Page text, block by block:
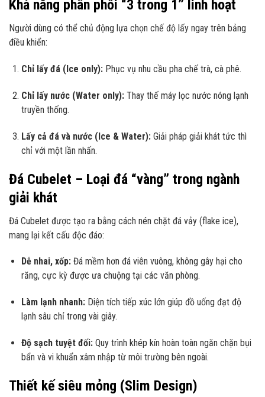
Khả năng phân phối “3 trong 1” linh hoạt
Người dùng có thể chủ động lựa chọn chế độ lấy ngay trên bảng
điều khiển:
Chỉ lấy đá (Ice only):Phục vụ nhu cầu pha chế trà, cà phê.
Chỉ lấy nước (Water only):Thay thế máy lọc nước nóng lạnh
truyền thống.
Lấy cả đá và nước (Ice & Water):Giải pháp giải khát tức thì
chỉ với một lần nhấn.
Đá Cubelet – Loại đá “vàng” trong ngành
giải khát
Đá Cubelet được tạo ra bằng cách nén chặt đá vảy (flake ice),
mang lại kết cấu độc đáo:
Dễ nhai, xốp:Đá mềm hơn đá viên vuông, không gây hại cho
răng, cực kỳ được ưa chuộng tại các văn phòng.
Làm lạnh nhanh:Diện tích tiếp xúc lớn giúp đồ uống đạt độ
lạnh sâu chỉ trong vài giây.
Độ sạch tuyệt đối:Quy trình khép kín hoàn toàn ngăn chặn bụi
bẩn và vi khuẩn xâm nhập từ môi trường bên ngoài.
Thiết kế siêu mỏng (Slim Design)